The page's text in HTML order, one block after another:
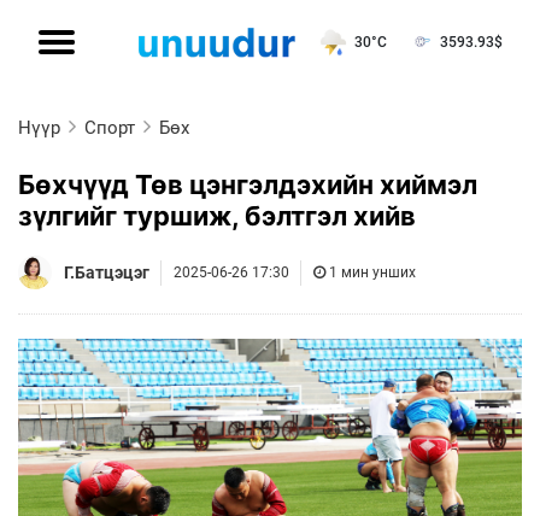
30°C 3593.93$
Нүүр Спорт Бөх
Бөхчүүд Төв цэнгэлдэхийн хиймэл
зүлгийг туршиж, бэлтгэл хийв
Г.Батцэцэг 2025-06-26 17:30 1 мин унших